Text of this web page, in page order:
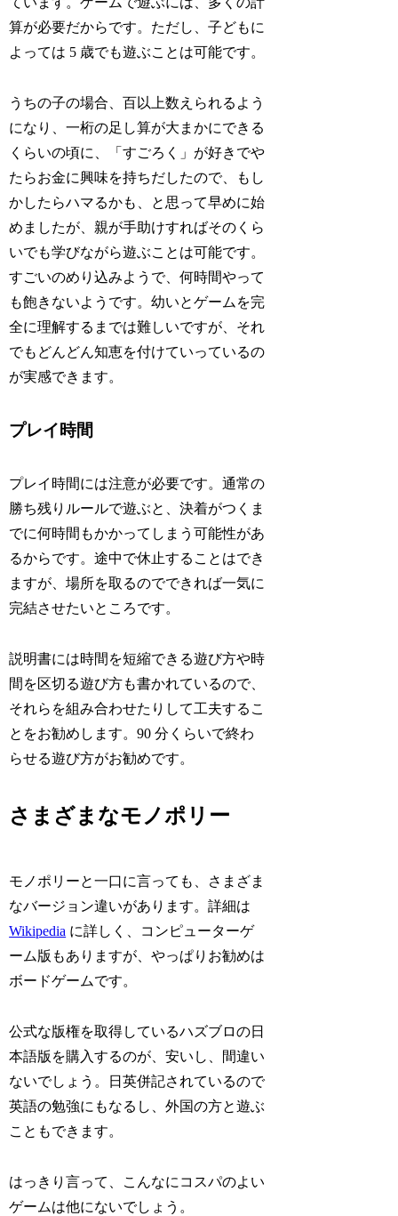
算が必要だからです。ただし、子どもに
よっては 5 歳でも遊ぶことは可能です。
うちの子の場合、百以上数えられるよう
になり、一桁の足し算が大まかにできる
くらいの頃に、「すごろく」が好きでや
たらお金に興味を持ちだしたので、もし
かしたらハマるかも、と思って早めに始
めましたが、親が手助けすればそのくら
いでも学びながら遊ぶことは可能です。
すごいのめり込みようで、何時間やって
も飽きないようです。幼いとゲームを完
全に理解するまでは難しいですが、それ
でもどんどん知恵を付けていっているの
が実感できます。
プレイ時間
プレイ時間には注意が必要です。通常の
勝ち残りルールで遊ぶと、決着がつくま
でに何時間もかかってしまう可能性があ
るからです。途中で休止することはでき
ますが、場所を取るのでできれば一気に
完結させたいところです。
説明書には時間を短縮できる遊び方や時
間を区切る遊び方も書かれているので、
それらを組み合わせたりして工夫するこ
とをお勧めします。90 分くらいで終わ
らせる遊び方がお勧めです。
さまざまなモノポリー
モノポリーと一口に言っても、さまざま
なバージョン違いがあります。詳細は
Wikipedia に詳しく、コンピューターゲ
ーム版もありますが、やっぱりお勧めは
ボードゲームです。
公式な版権を取得しているハズブロの日
本語版を購入するのが、安いし、間違い
ないでしょう。日英併記されているので
英語の勉強にもなるし、外国の方と遊ぶ
こともできます。
はっきり言って、こんなにコスパのよい
ゲームは他にないでしょう。